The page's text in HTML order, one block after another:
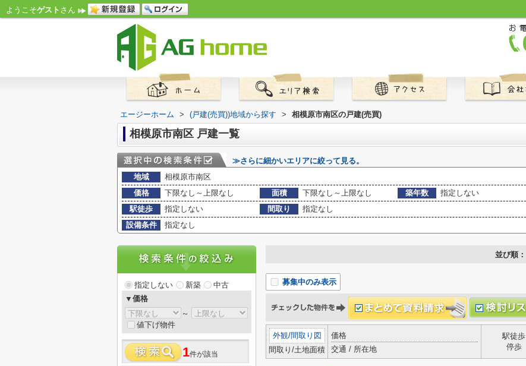
ようこそゲスト さん
エージーホーム > (戸建(売買))地域から探す > 相模原市南区の戸建(売買)
相模原市南区 戸建一覧
≫さらに細かいエリアに絞って見る。
地域
相模原市南区
価格
下限なし～上限なし 面積 下限なし～上限なし 築年数
指定しない
駅徒歩
指定しない 間取り
指定なし
設備条件
指定なし
並び順：
募集中のみ表示
外観/間取り図
間取り/土地面積
価格
交通 / 所在地
駅徒歩
停歩
指定しない 新築
中古
▼価格
～
値下げ物件
1件が該当